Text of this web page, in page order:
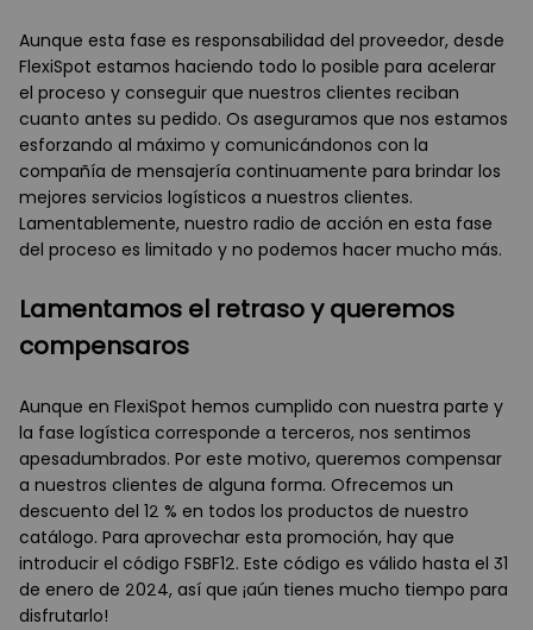
Aunque esta fase es responsabilidad del proveedor, desde
FlexiSpot estamos haciendo todo lo posible para acelerar
el proceso y conseguir que nuestros clientes reciban
cuanto antes su pedido. Os aseguramos que nos estamos
esforzando al máximo y comunicándonos con la
compañía de mensajería continuamente para brindar los
mejores servicios logísticos a nuestros clientes.
Lamentablemente, nuestro radio de acción en esta fase
del proceso es limitado y no podemos hacer mucho más.
Lamentamos el retraso y queremos
compensaros
Aunque en FlexiSpot hemos cumplido con nuestra parte y
la fase logística corresponde a terceros, nos sentimos
apesadumbrados. Por este motivo, queremos compensar
a nuestros clientes de alguna forma. Ofrecemos un
descuento del 12 % en todos los productos de nuestro
catálogo. Para aprovechar esta promoción, hay que
introducir el código FSBF12. Este código es válido hasta el 31
de enero de 2024, así que ¡aún tienes mucho tiempo para
disfrutarlo!